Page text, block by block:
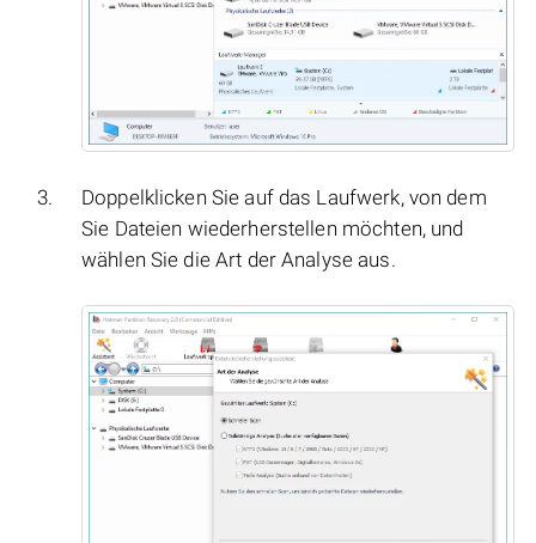
Doppelklicken Sie auf das Laufwerk, von dem
Sie Dateien wiederherstellen möchten, und
wählen Sie die Art der Analyse aus.